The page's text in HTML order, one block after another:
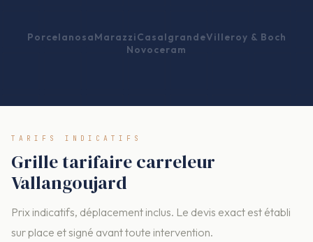
PorcelanosaMarazziCasalgrandeVilleroy & Boch
Novoceram
TARIFS INDICATIFS
Grille tarifaire carreleur
Vallangoujard
Prix indicatifs, déplacement inclus. Le devis exact est établi
sur place et signé avant toute intervention.